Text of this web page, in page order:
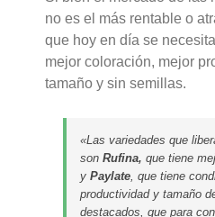
no es el más rentable o
que hoy en día se
mejor coloración, mejor
tamaño y sin semillas.
«Las variedades que
son Rufina, que tiene
y Paylate, que tiene
productividad y tamaño
destacados, que para